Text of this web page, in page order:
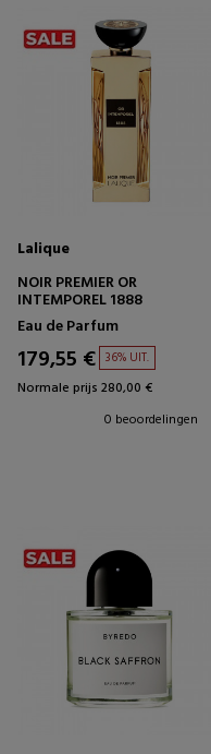
Lalique
NOIR PREMIER OR
INTEMPOREL 1888
Eau de Parfum
179,55 € 36% UIT.
Normale prijs 280,00 €
0 beoordelingen